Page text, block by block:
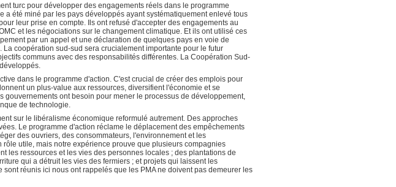
turc pour développer des engagements réels dans le programme
été miné par les pays développés ayant systématiquement enlevé tous
leur prise en compte. Ils ont refusé d'accepter des engagements au
et les négociations sur le changement climatique. Et ils ont utilisé ces
par un appel et une déclaration de quelques pays en voie de
coopération sud-sud sera crucialement importante pour le futur
communs avec des responsabilités différentes. La Coopération Sud-
dans le programme d'action. C'est crucial de créer des emplois pour
un plus-value aux ressources, diversifient l'économie et se
ont besoin pour mener le processus de développement,
de technologie.
sur le libéralisme économique reformulé autrement. Des approches
Le programme d'action réclame le déplacement des empêchements
des ouvriers, des consommateurs, l'environnement et les
utile, mais notre expérience prouve que plusieurs compagnies
les ressources et les vies des personnes locales ; des plantations de
qui a détruit les vies des fermiers ; et projets qui laissent les
réunis ici nous ont rappelés que les PMA ne doivent pas demeurer les